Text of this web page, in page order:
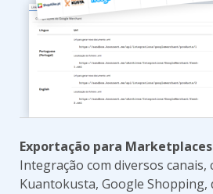
Exportação para Marketplaces
Integração com diversos canais,
Kuantokusta, Google Shopping,